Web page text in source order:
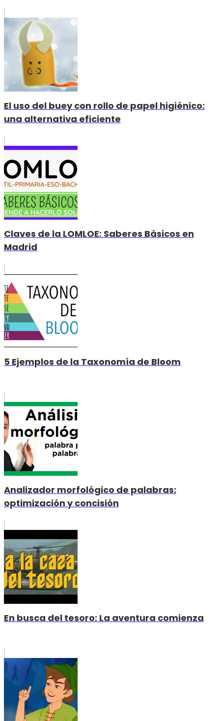
El uso del buey con rollo de papel higiénico:
una alternativa eficiente
Claves de la LOMLOE: Saberes Básicos en
Madrid
5 Ejemplos de la Taxonomía de Bloom
Analizador morfológico de palabras:
optimización y concisión
En busca del tesoro: La aventura comienza